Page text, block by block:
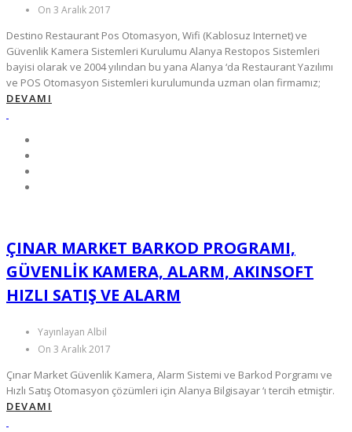
On 3 Aralık 2017
Destino Restaurant Pos Otomasyon, Wifi (Kablosuz Internet) ve
Güvenlik Kamera Sistemleri Kurulumu Alanya Restopos Sistemleri
bayisi olarak ve 2004 yılından bu yana Alanya ‘da Restaurant Yazılımı
ve POS Otomasyon Sistemleri kurulumunda uzman olan firmamız;
DEVAMI
ÇINAR MARKET BARKOD PROGRAMI,
GÜVENLIK KAMERA, ALARM, AKINSOFT
HIZLI SATIŞ VE ALARM
Yayınlayan Albil
On 3 Aralık 2017
Çınar Market Güvenlik Kamera, Alarm Sistemi ve Barkod Porgramı ve
Hızlı Satış Otomasyon çözümleri için Alanya Bilgisayar ‘ı tercih etmiştir.
DEVAMI